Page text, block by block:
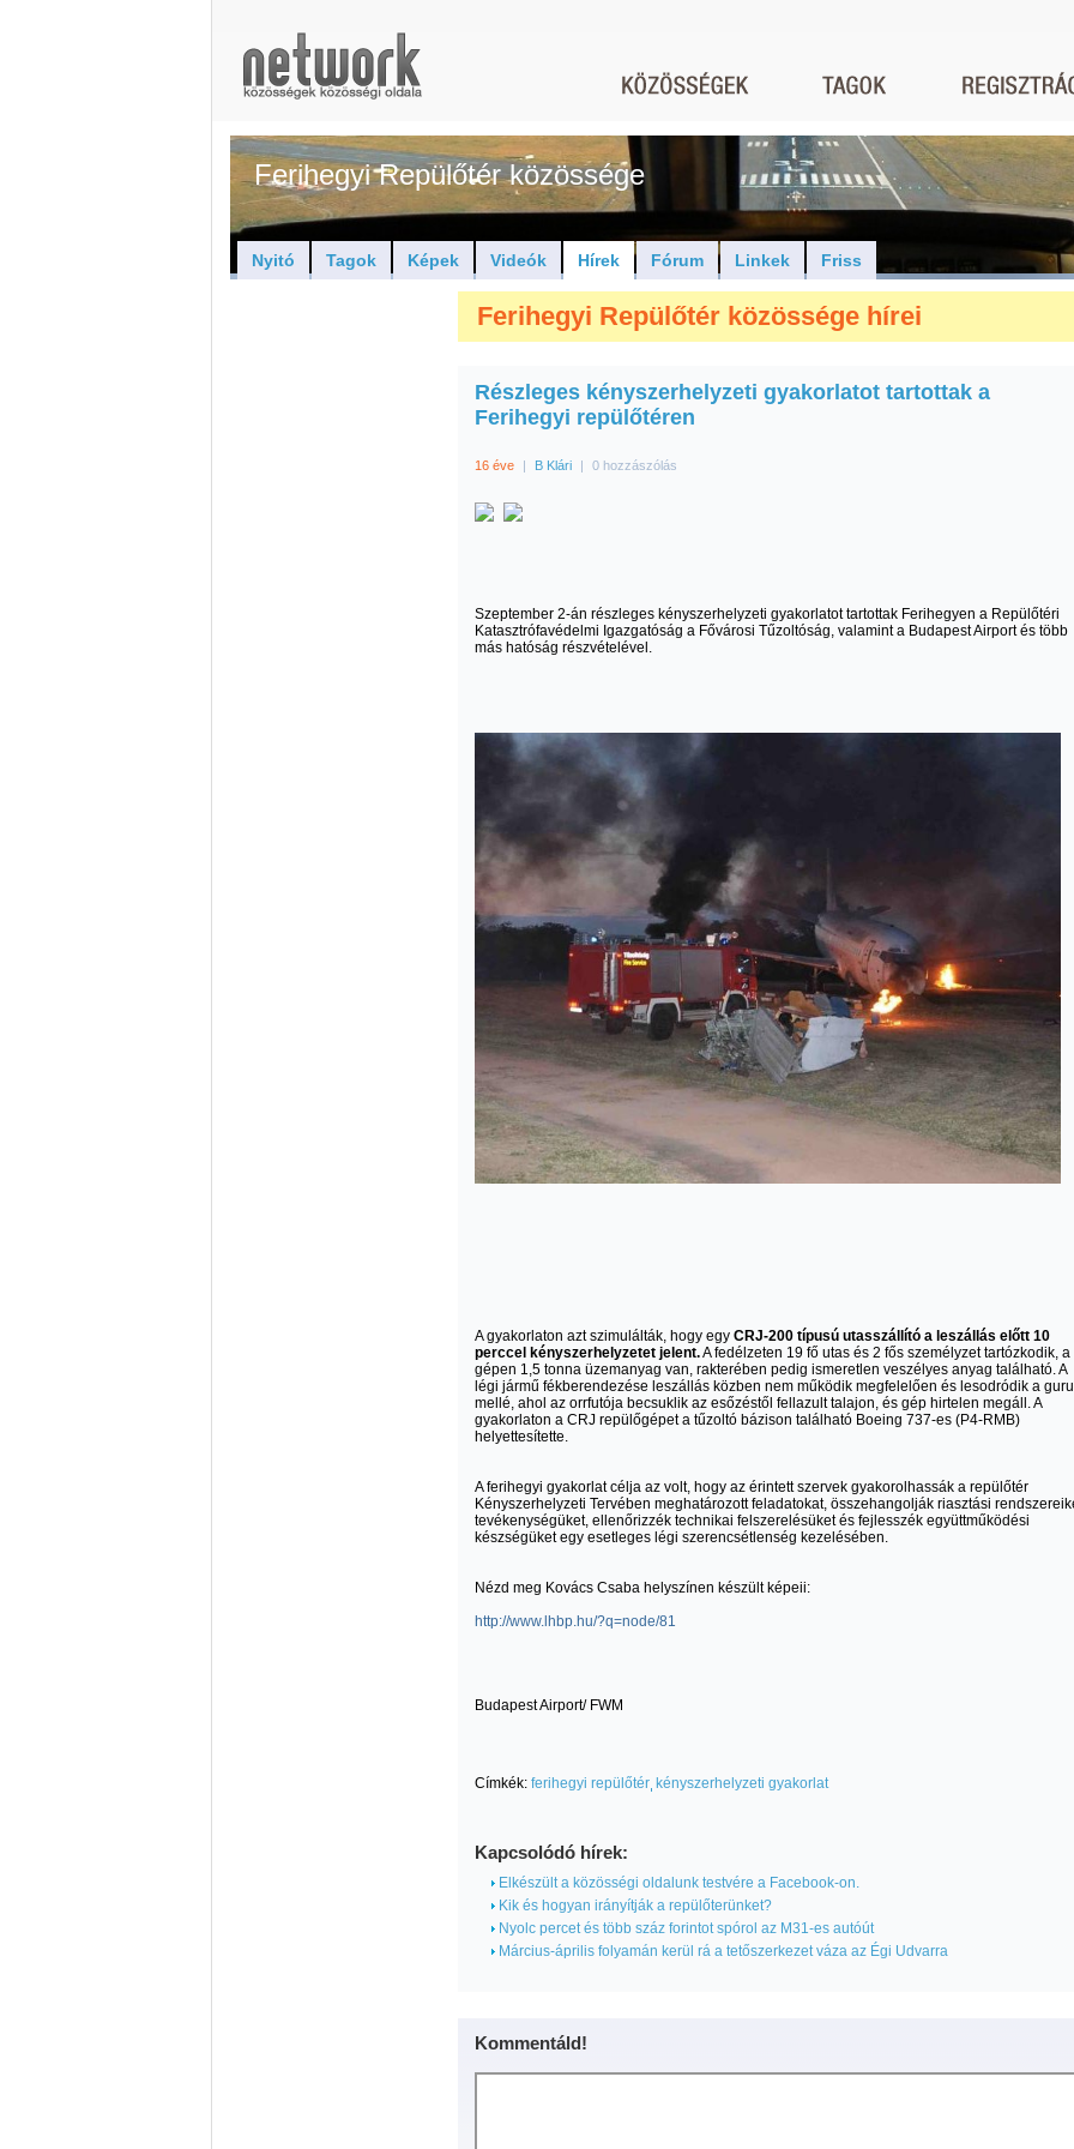
Ferihegyi Repülőtér közössége
Nyitó Tagok Képek Videók Hírek Fórum Linkek Friss
Ferihegyi Repülőtér közössége hírei
Részleges kényszerhelyzeti gyakorlatot tartottak a
Ferihegyi repülőtéren
16 éve | B Klári | 0 hozzászólás
Szeptember 2-án részleges kényszerhelyzeti gyakorlatot tartottak Ferihegyen a Repülőtéri
Katasztrófavédelmi Igazgatóság a Fővárosi Tűzoltóság, valamint a Budapest Airport és több
más hatóság részvételével.
A gyakorlaton azt szimulálták, hogy egy CRJ-200 típusú utasszállító a leszállás előtt 10
perccel kényszerhelyzetet jelent.A fedélzeten 19 fő utas és 2 fős személyzet tartózkodik, a
gépen 1,5 tonna üzemanyag van, rakterében pedig ismeretlen veszélyes anyag található. A
légi jármű fékberendezése leszállás közben nem működik megfelelően és lesodródik a
mellé, ahol az orrfutója becsuklik az esőzéstől fellazult talajon, és gép hirtelen megáll. A
gyakorlaton a CRJ repülőgépet a tűzoltó bázison található Boeing 737-es (P4-RMB)
helyettesítette.
A ferihegyi gyakorlat célja az volt, hogy az érintett szervek gyakorolhassák a repülőtér
Kényszerhelyzeti Tervében meghatározott feladatokat, összehangolják riasztási
tevékenységüket, ellenőrizzék technikai felszerelésüket és fejlesszék együttműködési
készségüket egy esetleges légi szerencsétlenség kezelésében.
Nézd meg Kovács Csaba helyszínen készült képeii:
http://www.lhbp.hu/?q=node/81
Budapest Airport/ FWM
Címkék: ferihegyi repülőtér kényszerhelyzeti gyakorlat
Kapcsolódó hírek:
Elkészült a közösségi oldalunk testvére a Facebook-on.
Kik és hogyan irányítják a repülőterünket?
Nyolc percet és több száz forintot spórol az M31-es autóút
Március-április folyamán kerül rá a tetőszerkezet váza az Égi Udvarra
Kommentáld!